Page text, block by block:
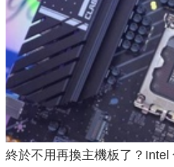
終於不用再換主機板了？